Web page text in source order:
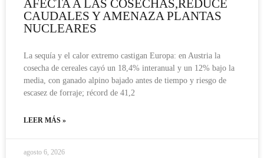
AFECTA A LAS COSECHAS,REDUCE
CAUDALES Y AMENAZA PLANTAS
NUCLEARES
La sequía y el calor extremo castigan Europa: en Austria la
cosecha de cereales cayó un 18,4% interanual y un 12% bajo la
media, con ganado alpino bajado antes de tiempo y riesgo de
escasez de forraje; récord de 41,2
LEER MÁS »
agosto 6, 2026